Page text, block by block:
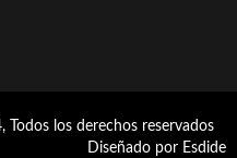
los derechos reservados
Diseñado por Esdide